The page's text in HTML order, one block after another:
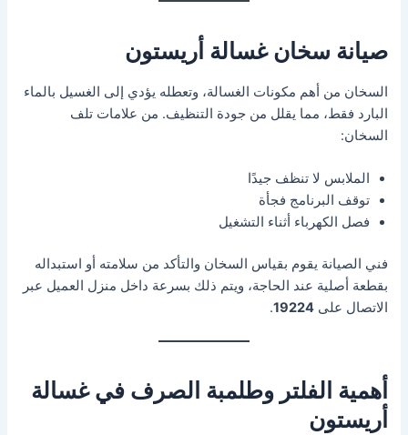
صيانة سخان غسالة أريستون
السخان من أهم مكونات الغسالة، وتعطله يؤدي إلى الغسيل بالماء
البارد فقط، مما يقلل من جودة التنظيف. من علامات تلف
السخان:
الملابس لا تنظف جيدًا
توقف البرنامج فجأة
فصل الكهرباء أثناء التشغيل
فني الصيانة يقوم بقياس السخان والتأكد من سلامته أو استبداله
بقطعة أصلية عند الحاجة، ويتم ذلك بسرعة داخل منزل العميل عبر
الاتصال على19224
.
أهمية الفلتر وطلمبة الصرف في غسالة
أريستون